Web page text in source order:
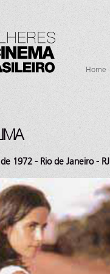
Home
1972 - Rio de Janeiro - RJ